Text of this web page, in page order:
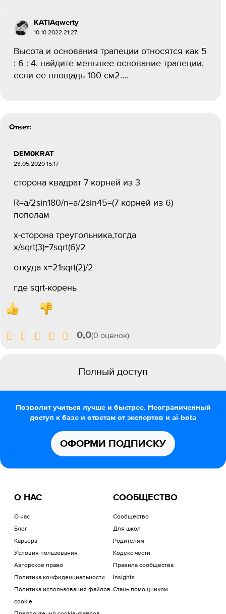
KATIAqwerty
10.10.2022 21:27
Высота и основания трапеции относятся как 5
: 6 : 4. найдите меньшее основание трапеции,
если ее площадь 100 см2....
Ответ:
DEM0KRAT
23.05.2020 15:17
сторона квадрат 7 корней из 3
R=a/2sin180/n=a/2sin45=(7 корней из 6)
пополам
x-сторона треугольника,тогда
x/sqrt(3)=7sqrt(6)/2
откуда х=21sqrt(2)/2
где sqrt-корень
0,0(0 оценок)
Полный доступ
Позволит учиться лучше и быстрее. Неограниченный
доступ к базе и ответам от экспертов и ai-bota
ОФОРМИ ПОДПИСКУ
О НАС
О нас
Блог
Карьера
Условия пользования
Авторское право
Политика конфиденциальности
Политика использования файлов
cookie
СООБЩЕСТВО
Сообщество
Для школ
Родителям
Кодекс чести
Правила сообщества
Insights
Стань помощником